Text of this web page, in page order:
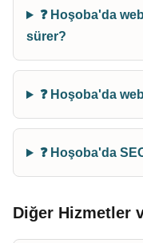
❓ Hoşoba'da
sürer?
❓ Hoşoba'da
❓ Hoşoba'da
Diğer Hizmetler